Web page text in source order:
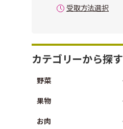
受取方法選択
カテゴリーから探す
野菜
果物
お肉